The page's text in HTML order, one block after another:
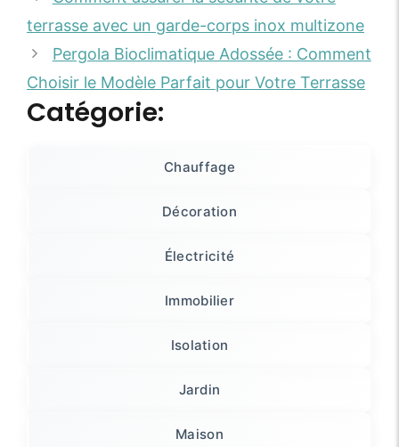
terrasse avec un garde-corps inox multizone
Pergola Bioclimatique Adossée : Comment
Choisir le Modèle Parfait pour Votre Terrasse
Catégorie:
Chauffage
Décoration
Électricité
Immobilier
Isolation
Jardin
Maison